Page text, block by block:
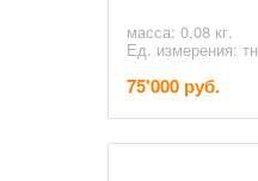
масса: 0,08 кг.
Ед. измерения: тн
75'000 руб.